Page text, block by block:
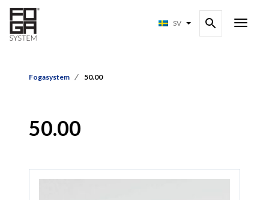
SV
Fogasystem 50.00
50.00